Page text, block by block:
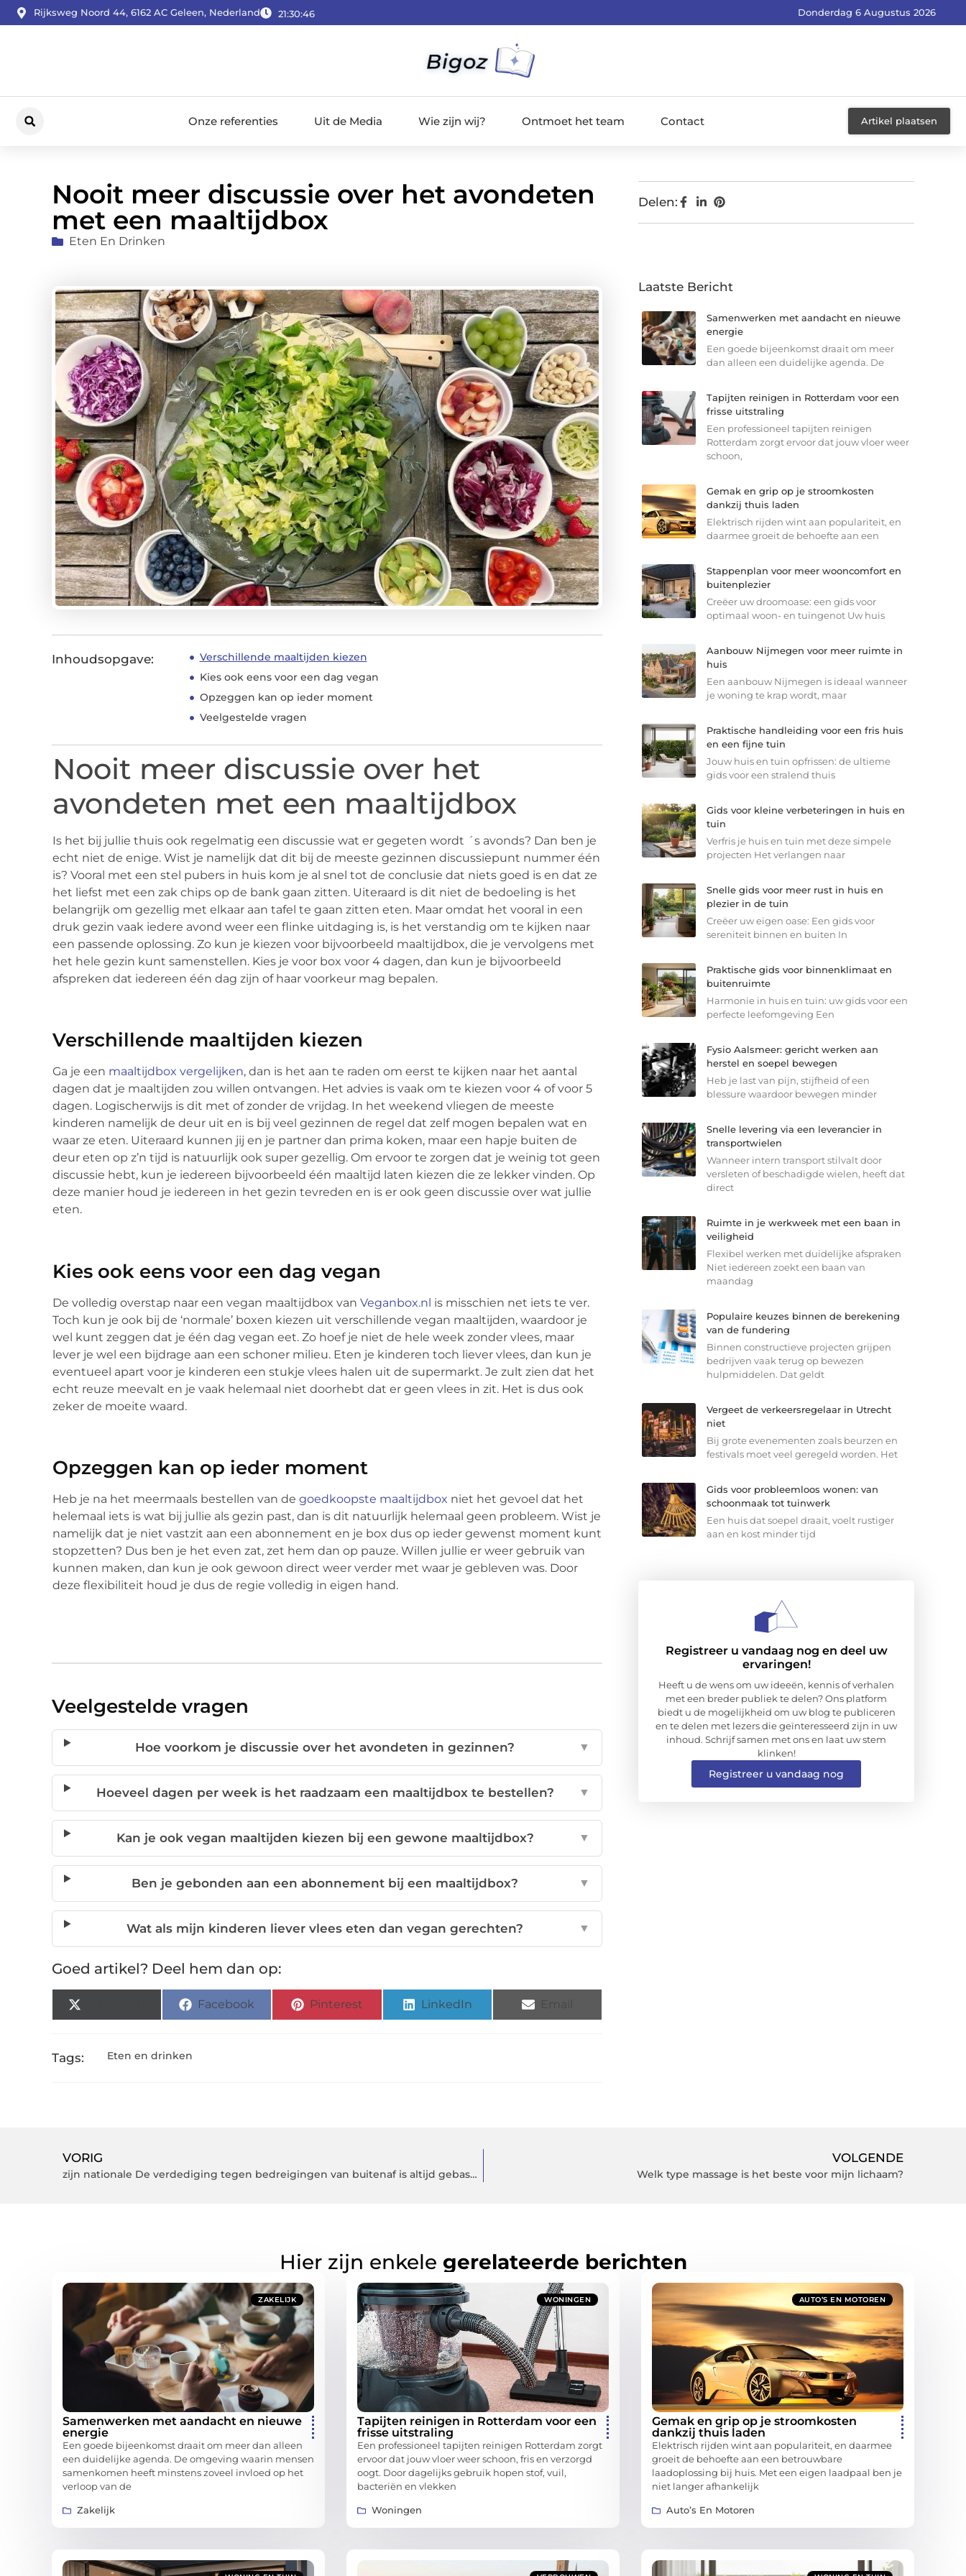
Rijksweg Noord 44, 6162 AC Geleen, Nederland 21:30:47 Donderdag 6 Augustus 2026
Onze referenties Uit de Media Wie zijn wij? Ontmoet het team Contact Artikel plaatsen
Nooit meer discussie over het avondeten
met een maaltijdbox
Eten En Drinken
Inhoudsopgave:
Verschillende maaltijden kiezen
Kies ook eens voor een dag vegan
Opzeggen kan op ieder moment
Veelgestelde vragen
Nooit meer discussie over het
avondeten met een maaltijdbox
Is het bij jullie thuis ook regelmatig een discussie wat er gegeten wordt ´s avonds? Dan ben je
echt niet de enige. Wist je namelijk dat dit bij de meeste gezinnen discussiepunt nummer één
is? Vooral met een stel pubers in huis kom je al snel tot de conclusie dat niets goed is en dat ze
het liefst met een zak chips op de bank gaan zitten. Uiteraard is dit niet de bedoeling is het
belangrijk om gezellig met elkaar aan tafel te gaan zitten eten. Maar omdat het vooral in een
druk gezin vaak iedere avond weer een flinke uitdaging is, is het verstandig om te kijken naar
een passende oplossing. Zo kun je kiezen voor bijvoorbeeld maaltijdbox, die je vervolgens met
het hele gezin kunt samenstellen. Kies je voor box voor 4 dagen, dan kun je bijvoorbeeld
afspreken dat iedereen één dag zijn of haar voorkeur mag bepalen.
Verschillende maaltijden kiezen
Ga je een maaltijdbox vergelijken, dan is het aan te raden om eerst te kijken naar het aantal
dagen dat je maaltijden zou willen ontvangen. Het advies is vaak om te kiezen voor 4 of voor 5
dagen. Logischerwijs is dit met of zonder de vrijdag. In het weekend vliegen de meeste
kinderen namelijk de deur uit en is bij veel gezinnen de regel dat zelf mogen bepalen wat en
waar ze eten. Uiteraard kunnen jij en je partner dan prima koken, maar een hapje buiten de
deur eten op z’n tijd is natuurlijk ook super gezellig. Om ervoor te zorgen dat je weinig tot geen
discussie hebt, kun je iedereen bijvoorbeeld één maaltijd laten kiezen die ze lekker vinden. Op
deze manier houd je iedereen in het gezin tevreden en is er ook geen discussie over wat jullie
eten.
Kies ook eens voor een dag vegan
De volledig overstap naar een vegan maaltijdbox van Veganbox.nl is misschien net iets te ver.
Toch kun je ook bij de ‘normale’ boxen kiezen uit verschillende vegan maaltijden, waardoor je
wel kunt zeggen dat je één dag vegan eet. Zo hoef je niet de hele week zonder vlees, maar
lever je wel een bijdrage aan een schoner milieu. Eten je kinderen toch liever vlees, dan kun je
eventueel apart voor je kinderen een stukje vlees halen uit de supermarkt. Je zult zien dat het
echt reuze meevalt en je vaak helemaal niet doorhebt dat er geen vlees in zit. Het is dus ook
zeker de moeite waard.
Opzeggen kan op ieder moment
Heb je na het meermaals bestellen van de goedkoopste maaltijdbox niet het gevoel dat het
helemaal iets is wat bij jullie als gezin past, dan is dit natuurlijk helemaal geen probleem. Wist je
namelijk dat je niet vastzit aan een abonnement en je box dus op ieder gewenst moment kunt
stopzetten? Dus ben je het even zat, zet hem dan op pauze. Willen jullie er weer gebruik van
kunnen maken, dan kun je ook gewoon direct weer verder met waar je gebleven was. Door
deze flexibiliteit houd je dus de regie volledig in eigen hand.
Veelgestelde vragen
Hoe voorkom je discussie over het avondeten in gezinnen? ▼
Hoeveel dagen per week is het raadzaam een maaltijdbox te bestellen? ▼
Kan je ook vegan maaltijden kiezen bij een gewone maaltijdbox? ▼
Ben je gebonden aan een abonnement bij een maaltijdbox? ▼
Wat als mijn kinderen liever vlees eten dan vegan gerechten? ▼
Goed artikel? Deel hem dan op:
Facebook Pinterest LinkedIn
Tags: Eten en drinken
Delen:
Laatste Bericht
Samenwerken met aandacht en nieuwe
energie
Een goede bijeenkomst draait om meer
dan alleen een duidelijke agenda. De
Tapijten reinigen in Rotterdam voor een
frisse uitstraling
Een professioneel tapijten reinigen
Rotterdam zorgt ervoor dat jouw vloer weer
schoon,
Gemak en grip op je stroomkosten
dankzij thuis laden
Elektrisch rijden wint aan populariteit, en
daarmee groeit de behoefte aan een
Stappenplan voor meer wooncomfort en
buitenplezier
Creëer uw droomoase: een gids voor
optimaal woon- en tuingenot Uw huis
Aanbouw Nijmegen voor meer ruimte in
huis
Een aanbouw Nijmegen is ideaal wanneer
je woning te krap wordt, maar
Praktische handleiding voor een fris huis
en een fijne tuin
Jouw huis en tuin opfrissen: de ultieme
gids voor een stralend thuis
Gids voor kleine verbeteringen in huis en
tuin
Verfris je huis en tuin met deze simpele
projecten Het verlangen naar
Snelle gids voor meer rust in huis en
plezier in de tuin
Creëer uw eigen oase: Een gids voor
sereniteit binnen en buiten In
Praktische gids voor binnenklimaat en
buitenruimte
Harmonie in huis en tuin: uw gids voor een
perfecte leefomgeving Een
Fysio Aalsmeer: gericht werken aan
herstel en soepel bewegen
Heb je last van pijn, stijfheid of een
blessure waardoor bewegen minder
Snelle levering via een leverancier in
transportwielen
Wanneer intern transport stilvalt door
versleten of beschadigde wielen, heeft dat
direct
Ruimte in je werkweek met een baan in
veiligheid
Flexibel werken met duidelijke afspraken
Niet iedereen zoekt een baan van
maandag
Populaire keuzes binnen de berekening
van de fundering
Binnen constructieve projecten grijpen
bedrijven vaak terug op bewezen
hulpmiddelen. Dat geldt
Vergeet de verkeersregelaar in Utrecht
niet
Bij grote evenementen zoals beurzen en
festivals moet veel geregeld worden. Het
Gids voor probleemloos wonen: van
schoonmaak tot tuinwerk
Een huis dat soepel draait, voelt rustiger
aan en kost minder tijd
Registreer u vandaag nog en deel uw
ervaringen!
Heeft u de wens om uw ideeën, kennis of verhalen
met een breder publiek te delen? Ons platform
biedt u de mogelijkheid om uw blog te publiceren
en te delen met lezers die geïnteresseerd zijn in uw
inhoud. Schrijf samen met ons en laat uw stem
klinken!
Registreer u vandaag nog
VORIG
zijn nationale De verdediging tegen bedreigingen van buitenaf is altijd gebaseerd geweest op banden
VOLGENDE
Welk type massage is het beste voor mijn lichaam?
Hier zijn enkele gerelateerde berichten
ZAKELIJK
Samenwerken met aandacht en nieuwe
energie
Een goede bijeenkomst draait om meer dan alleen
een duidelijke agenda. De omgeving waarin mensen
samenkomen heeft minstens zoveel invloed op het
verloop van de
Zakelijk
WONINGEN
Tapijten reinigen in Rotterdam voor een
frisse uitstraling
Een professioneel tapijten reinigen Rotterdam zorgt
ervoor dat jouw vloer weer schoon, fris en verzorgd
oogt. Door dagelijks gebruik hopen stof, vuil,
bacteriën en vlekken
Woningen
AUTO’S EN MOTOREN
Gemak en grip op je stroomkosten
dankzij thuis laden
Elektrisch rijden wint aan populariteit, en daarmee
groeit de behoefte aan een betrouwbare
laadoplossing bij huis. Met een eigen laadpaal ben je
niet langer afhankelijk
Auto’s En Motoren